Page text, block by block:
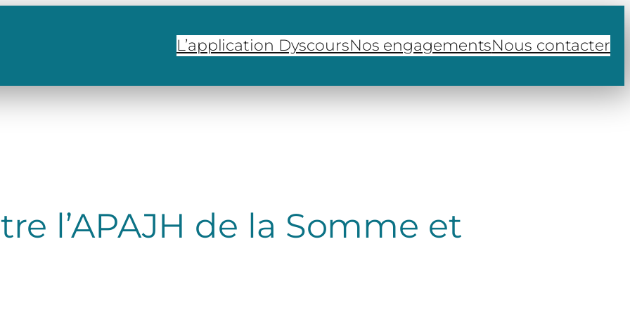
L’application DyscoursNos engagementsNous contacter
l’APAJH de la Somme et